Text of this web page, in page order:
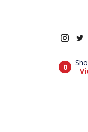
FACEBOOK
TWITTER
INSTAGRAM
Popup window
Popup window (Can
0
Items in cart